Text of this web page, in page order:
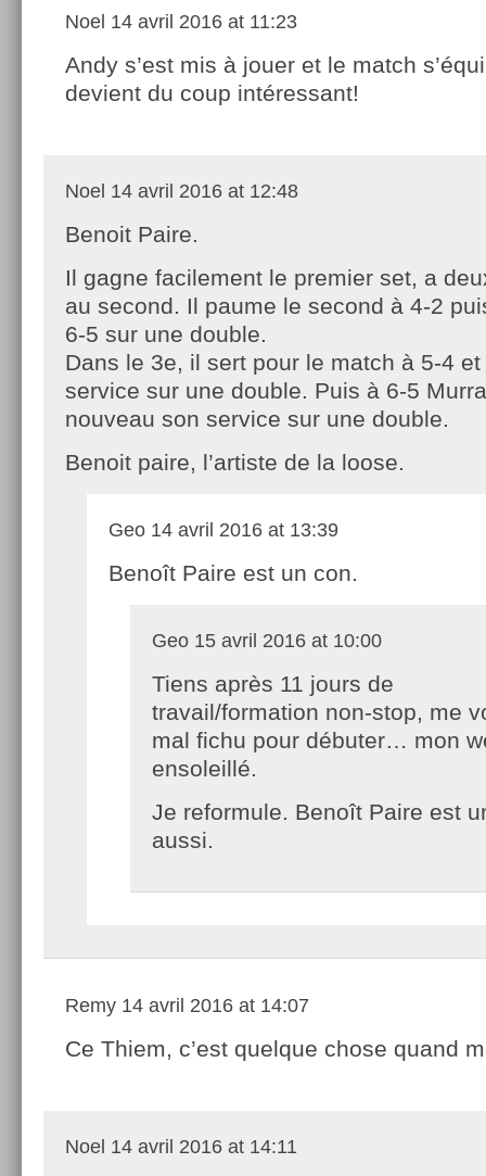
Noel 14 avril 2016 at 11:23
Andy s’est mis à jouer et le match
devient du coup intéressant!
Noel 14 avril 2016 at 12:48
Benoit Paire.
Il gagne facilement le premier set, a
au second. Il paume le second à 4-2
6-5 sur une double.
Dans le 3e, il sert pour le match à 5-4
service sur une double. Puis à 6-5
nouveau son service sur une double.
Benoit paire, l’artiste de la loose.
Geo 14 avril 2016 at 13:39
Benoît Paire est un con.
Geo 15 avril 2016 at 10:00
Tiens après 11 jours de
travail/formation non-stop, me
mal fichu pour débuter… mon
ensoleillé.
Je reformule. Benoît Paire est
aussi.
Remy 14 avril 2016 at 14:07
Ce Thiem, c’est quelque chose quand
Noel 14 avril 2016 at 14:11